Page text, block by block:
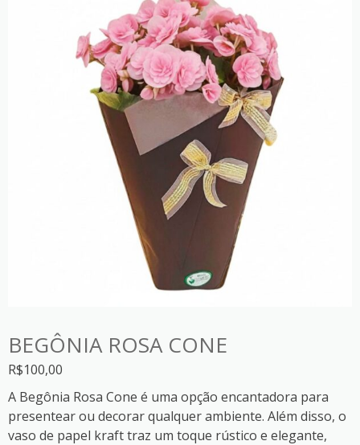
BEGÔNIA ROSA CONE
R$100,00
A Begônia Rosa Cone é uma opção encantadora para
presentear ou decorar qualquer ambiente. Além disso, o
vaso de papel kraft traz um toque rústico e elegante,